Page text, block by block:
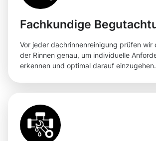
Fachkundige
Vor jeder dachrinnenreinigung prüfen wir
der Rinnen genau, um individuelle
erkennen und optimal darauf einzugehen.